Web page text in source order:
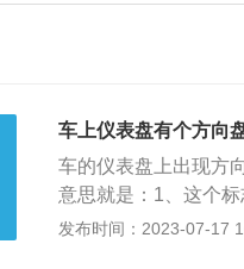
车上仪表盘有个方向
车的仪表盘上出现方
意思就是：1、这个
坏。解决办法：更换
发布时间：2023-07-17